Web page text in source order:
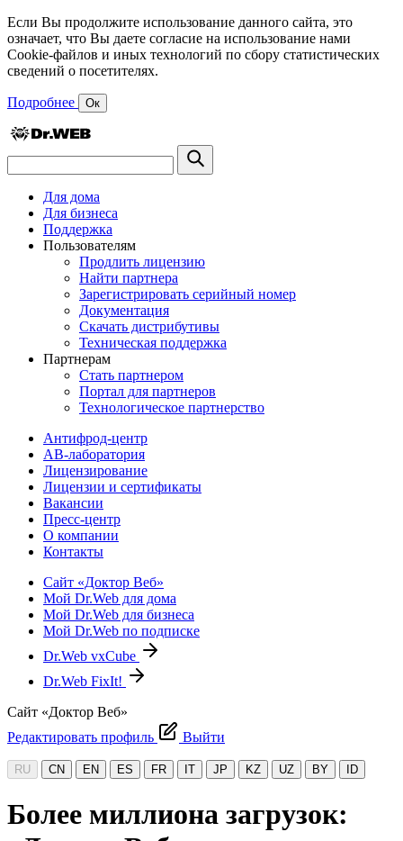
Если Вы продолжите использование данного сайта, это
означает, что Вы даете согласие на использование нами
Cookie-файлов и иных технологий по сбору статистических
сведений о посетителях.
Подробнее Ок
Для дома
Для бизнеса
Поддержка
Пользователям
Продлить лицензию
Найти партнера
Зарегистрировать серийный номер
Документация
Скачать дистрибутивы
Техническая поддержка
Партнерам
Стать партнером
Портал для партнеров
Технологическое партнерство
Антифрод-центр
АВ-лаборатория
Лицензирование
Лицензии и сертификаты
Вакансии
Пресс-центр
О компании
Контакты
Сайт «Доктор Веб»
Мой Dr.Web для дома
Мой Dr.Web для бизнеса
Мой Dr.Web по подписке
Dr.Web vxCube
Dr.Web FixIt!
Сайт «Доктор Веб»
Редактировать профиль
Выйти
RU CN EN ES FR IT JP KZ UZ BY ID
Более миллиона загрузок: